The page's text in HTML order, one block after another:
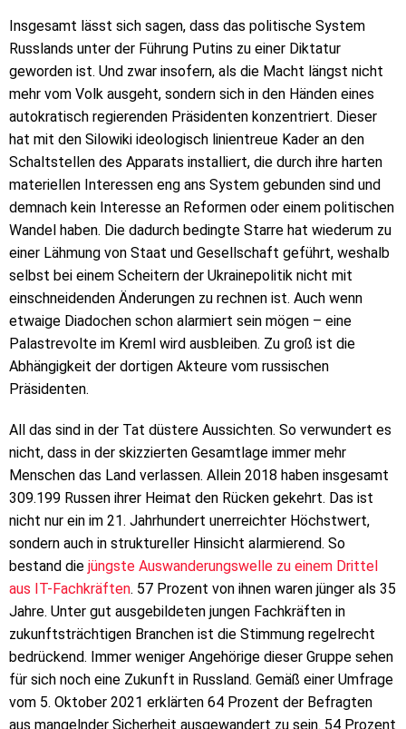
Insgesamt lässt sich sagen, dass das politische System
Russlands unter der Führung Putins zu einer Diktatur
geworden ist. Und zwar insofern, als die Macht längst nicht
mehr vom Volk ausgeht, sondern sich in den Händen eines
autokratisch regierenden Präsidenten konzentriert. Dieser
hat mit den Silowiki ideologisch linientreue Kader an den
Schaltstellen des Apparats installiert, die durch ihre harten
materiellen Interessen eng ans System gebunden sind und
demnach kein Interesse an Reformen oder einem politischen
Wandel haben. Die dadurch bedingte Starre hat wiederum zu
einer Lähmung von Staat und Gesellschaft geführt, weshalb
selbst bei einem Scheitern der Ukrainepolitik nicht mit
einschneidenden Änderungen zu rechnen ist. Auch wenn
etwaige Diadochen schon alarmiert sein mögen – eine
Palastrevolte im Kreml wird ausbleiben. Zu groß ist die
Abhängigkeit der dortigen Akteure vom russischen
Präsidenten.
All das sind in der Tat düstere Aussichten. So verwundert es
nicht, dass in der skizzierten Gesamtlage immer mehr
Menschen das Land verlassen. Allein 2018 haben insgesamt
309.199 Russen ihrer Heimat den Rücken gekehrt. Das ist
nicht nur ein im 21. Jahrhundert unerreichter Höchstwert,
sondern auch in struktureller Hinsicht alarmierend. So
bestand die jüngste Auswanderungswelle zu einem Drittel
aus IT-Fachkräften. 57 Prozent von ihnen waren jünger als 35
Jahre. Unter gut ausgebildeten jungen Fachkräften in
zukunftsträchtigen Branchen ist die Stimmung regelrecht
bedrückend. Immer weniger Angehörige dieser Gruppe sehen
für sich noch eine Zukunft in Russland. Gemäß einer Umfrage
vom 5. Oktober 2021 erklärten 64 Prozent der Befragten
aus mangelnder Sicherheit ausgewandert zu sein. 54 Prozent